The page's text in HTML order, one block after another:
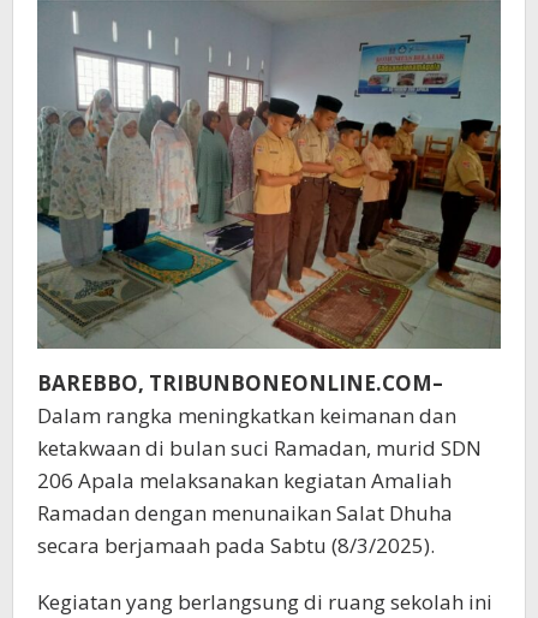
BAREBBO, TRIBUNBONEONLINE.COM–
Dalam rangka meningkatkan keimanan dan
ketakwaan di bulan suci Ramadan, murid SDN
206 Apala melaksanakan kegiatan Amaliah
Ramadan dengan menunaikan Salat Dhuha
secara berjamaah pada Sabtu (8/3/2025).
Kegiatan yang berlangsung di ruang sekolah ini